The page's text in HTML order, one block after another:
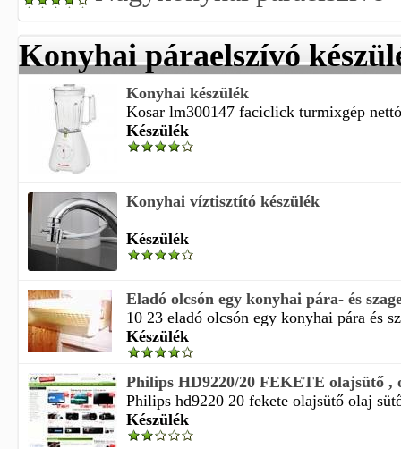
Konyhai páraelszívó
Konyhai készülék
Kosar lm300147 faciclick turmixgép
Készülék
Konyhai víztisztító készülék
Készülék
Eladó olcsón egy konyhai pára- és
10 23 eladó olcsón egy konyhai pára és
Készülék
Philips HD9220/20 FEKETE olajsütő ,
Philips hd9220 20 fekete olajsütő olaj
Készülék